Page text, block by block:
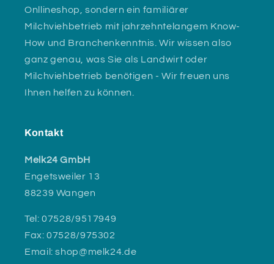
Onllineshop, sondern ein familiärer
Milchviehbetrieb mit jahrzehntelangem Know-
How und Branchenkenntnis. Wir wissen also
ganz genau, was Sie als Landwirt oder
Milchviehbetrieb benötigen - Wir freuen uns
Ihnen helfen zu können.
Kontakt
Melk24 GmbH
Engetsweiler 13
88239 Wangen
Tel: 07528/9517949
Fax: 07528/975302
Email: shop@melk24.de